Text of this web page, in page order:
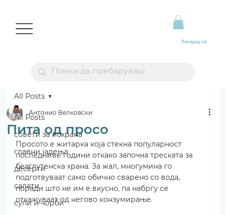
Логирај се
All Posts
совети за исхрана
главни јадења
десерти
салати
супи и чорби
All Posts
Пита од просо
Антонио Велковски
Просото е житарка која стекна популарност
последниве години откако започна треската за
безглутенска храна. За жал, многумина го
подготвуваат само обично сварено со вода,
поради што не им е вкусно, па набргу се
откажуваат од негово конзумирање.